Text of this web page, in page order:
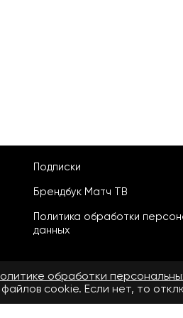
Подписки
Брендбук Матч ТВ
Политика обработки
данных
обработки
cookie. Если нет, то